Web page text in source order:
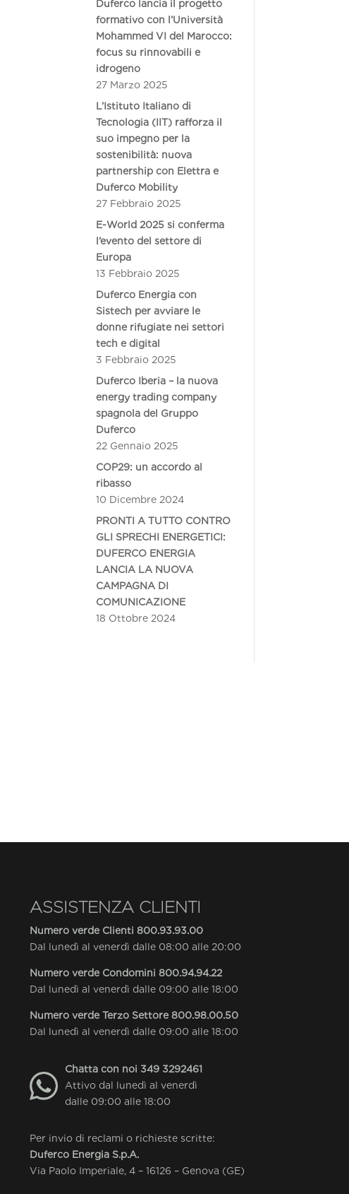
Duferco lancia il progetto
formativo con l’Università
Mohammed VI del Marocco:
focus su rinnovabili e
idrogeno
27 Marzo 2025
L’Istituto Italiano di
Tecnologia (IIT) rafforza il
suo impegno per la
sostenibilità: nuova
partnership con Elettra e
Duferco Mobility
27 Febbraio 2025
E-World 2025 si conferma
l’evento del settore di
Europa
13 Febbraio 2025
Duferco Energia con
Sistech per avviare le
donne rifugiate nei settori
tech e digital
3 Febbraio 2025
Duferco Iberia – la nuova
energy trading company
spagnola del Gruppo
Duferco
22 Gennaio 2025
COP29: un accordo al
ribasso
10 Dicembre 2024
PRONTI A TUTTO CONTRO
GLI SPRECHI ENERGETICI:
DUFERCO ENERGIA
LANCIA LA NUOVA
CAMPAGNA DI
COMUNICAZIONE
18 Ottobre 2024
ASSISTENZA CLIENTI
Numero verde Clienti 800.93.93.00
Dal lunedì al venerdì dalle 08:00 alle 20:00
Numero verde Condomini 800.94.94.22
Dal lunedì al venerdì dalle 09:00 alle 18:00
Numero verde Terzo Settore 800.98.00.50
Dal lunedì al venerdì dalle 09:00 alle 18:00
Chatta con noi 349 3292461
Attivo dal lunedì al venerdì
dalle 09:00 alle 18:00
Per invio di reclami o richieste scritte:
Duferco Energia S.p.A.
Via Paolo Imperiale, 4 – 16126 – Genova (GE)